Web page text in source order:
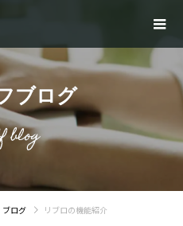
ブログ
blog
ブログ リブロの機能紹介